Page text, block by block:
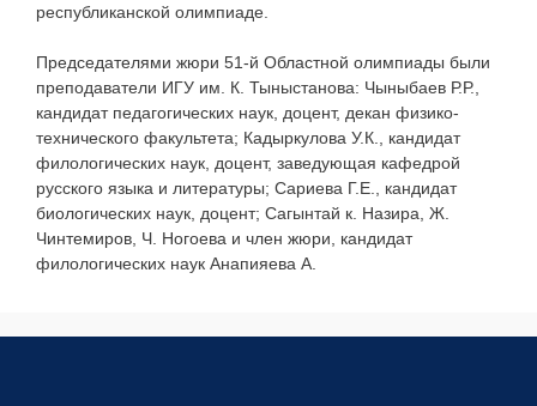
республиканской олимпиаде.
Председателями жюри 51-й Областной олимпиады были
преподаватели ИГУ им. К. Тыныстанова: Чыныбаев Р.Р.,
кандидат педагогических наук, доцент, декан физико-
технического факультета; Кадыркулова У.К., кандидат
филологических наук, доцент, заведующая кафедрой
русского языка и литературы; Сариева Г.Е., кандидат
биологических наук, доцент; Сагынтай к. Назира, Ж.
Чинтемиров, Ч. Ногоева и член жюри, кандидат
филологических наук Анапияева А.